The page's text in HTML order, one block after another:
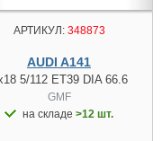
АРТИКУЛ:348873
AUDI A141
5/112 ET39 DIA 66.6
GMF
на складе >12 шт.